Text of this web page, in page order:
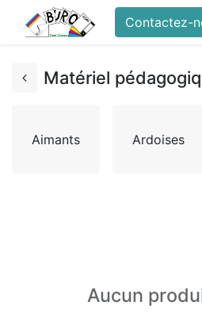
Contactez-
Matériel
Aimants Ardoises
Aucun